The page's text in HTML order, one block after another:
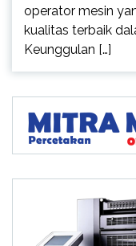
operator mesin
kualitas terbaik
Keunggulan […]